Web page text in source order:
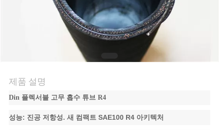
를
제품 설명
Din 플렉서블 고무 흡수 튜브 R4
성능: 진공 저항성. 새 컴팩트 SAE100 R4 아키텍처